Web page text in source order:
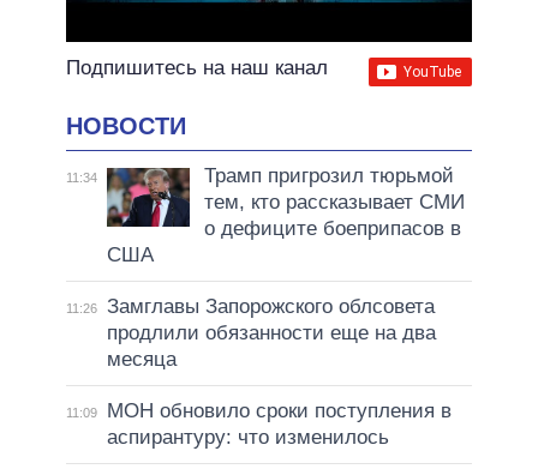
Подпишитесь на наш канал
НОВОСТИ
11:34
Трамп пригрозил тюрьмой
тем, кто рассказывает СМИ
о дефиците боеприпасов в
США
11:26
Замглавы Запорожского облсовета
продлили обязанности еще на два
месяца
11:09
МОН обновило сроки поступления в
аспирантуру: что изменилось